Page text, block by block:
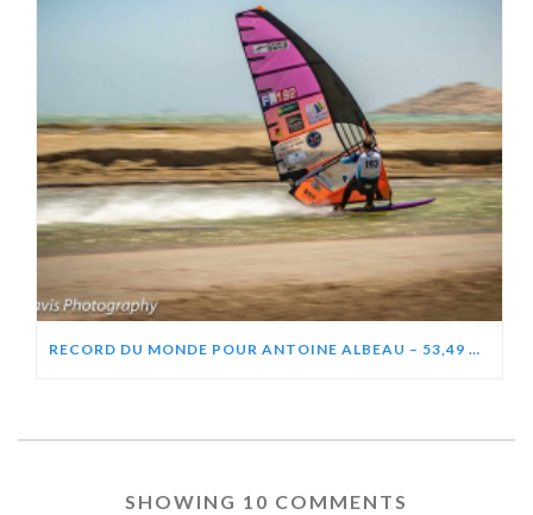
RECORD DU MONDE POUR ANTOINE ALBEAU – 53,49 NOEUDS (99,06 KM/H)
SHOWING 10 COMMENTS